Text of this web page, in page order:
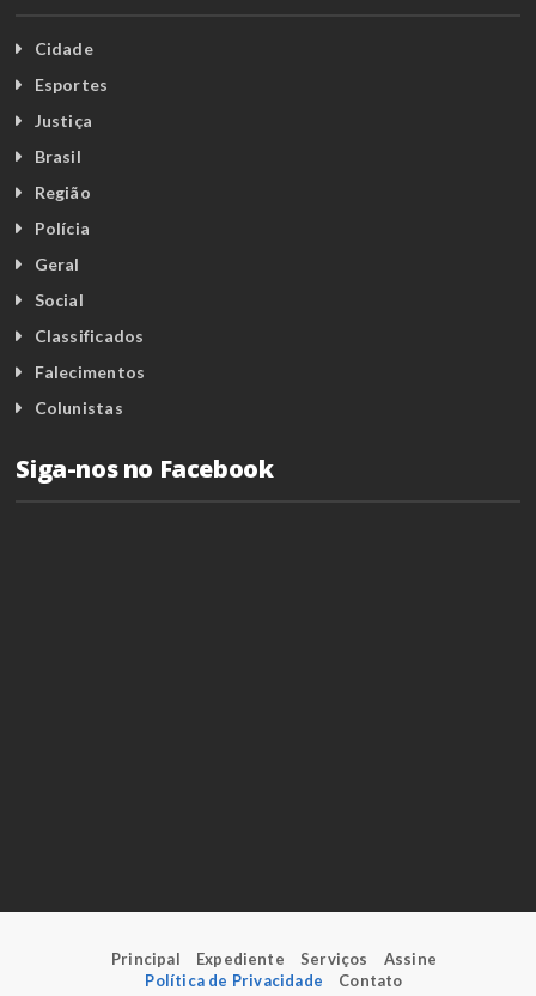
Cidade
Esportes
Justiça
Brasil
Região
Polícia
Geral
Social
Classificados
Falecimentos
Colunistas
Siga-nos no Facebook
Principal Expediente Serviços
Assine
Política de Privacidade
Contato